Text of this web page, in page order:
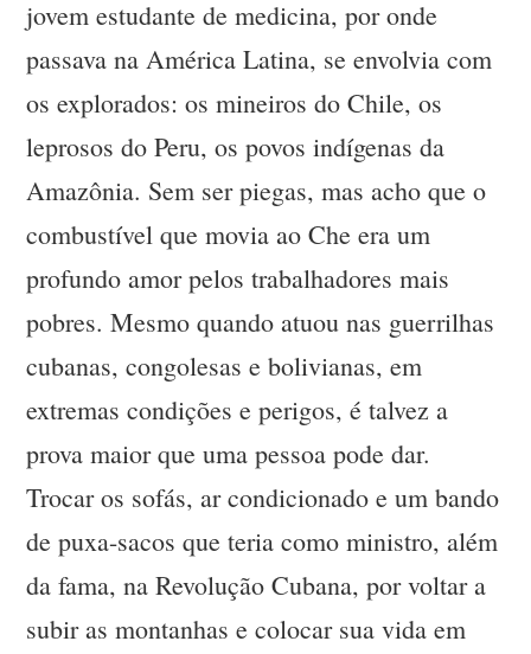
jovem estudante de medicina, por onde
passava na América Latina, se envolvia com
os explorados: os mineiros do Chile, os
leprosos do Peru, os povos indígenas da
Amazônia. Sem ser piegas, mas acho que o
combustível que movia ao Che era um
profundo amor pelos trabalhadores mais
pobres. Mesmo quando atuou nas guerrilhas
cubanas, congolesas e bolivianas, em
extremas condições e perigos, é talvez a
prova maior que uma pessoa pode dar.
Trocar os sofás, ar condicionado e um bando
de puxa-sacos que teria como ministro, além
da fama, na Revolução Cubana, por voltar a
subir as montanhas e colocar sua vida em